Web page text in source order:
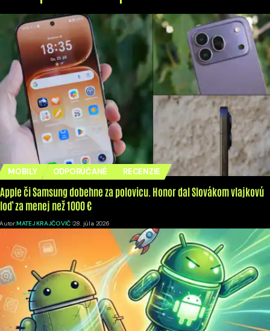
MOBILY ODPORÚČANÉ RECENZIE
Apple či Samsung dobehne za polovicu. Honor dal Slovákom vlajkovú
loď za menej než 1000 €
Autor:MATEJ KRAJČOVIČ 28. júla 2026